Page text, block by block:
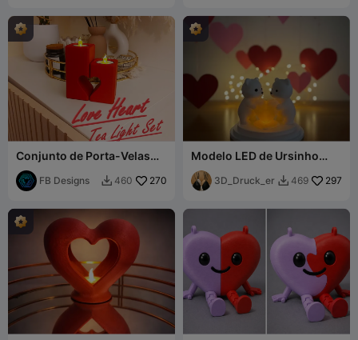
Conjunto de Porta-Velas
em Forma de Coração
FB Designs  460 270
Modelo LED de Ursinho
com Coração
3D_Druck_er  469 297